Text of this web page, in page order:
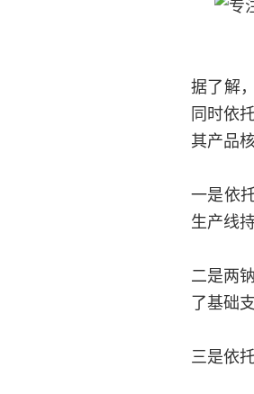
据了解
同时依
其产品
一是依
生产线
二是两
了基础支
三是依